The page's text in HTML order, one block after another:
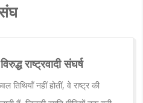
राष्ट्रवादी संघर्ष
तिथियाँ नहीं होतीं, वे राष्ट्र की